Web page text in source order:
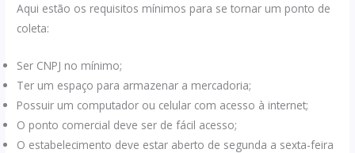
Aqui estão os requisitos mínimos para se tornar um ponto de
coleta:
Ser CNPJ no mínimo;
Ter um espaço para armazenar a mercadoria;
Possuir um computador ou celular com acesso à internet;
O ponto comercial deve ser de fácil acesso;
O estabelecimento deve estar aberto de segunda a sexta-feira